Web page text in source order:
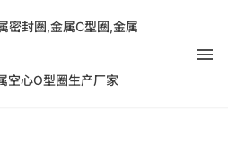
度消防演习 全员筑牢安